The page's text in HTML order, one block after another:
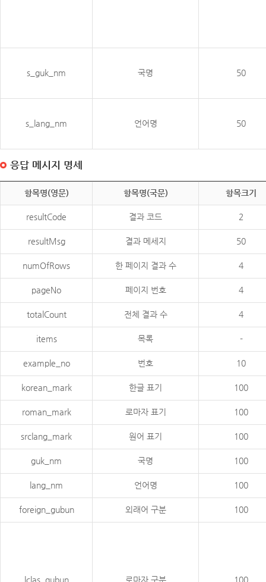
s_guk_nm 국명 50
s_lang_nm 언어명 50
응답 메시지 명세
항목명(영문) 항목명(국문) 항목크기
resultCode 결과 코드 2
resultMsg 결과 메세지 50
numOfRows 한 페이지 결과 수 4
pageNo 페이지 번호 4
totalCount 전체 결과 수 4
items 목록 -
example_no 번호 10
korean_mark 한글 표기 100
roman_mark 로마자 표기 100
srclang_mark 원어 표기 100
guk_nm 국명 100
lang_nm 언어명 100
foreign_gubun 외래어 구분 100
lclas_gubun 로마자 구분 100